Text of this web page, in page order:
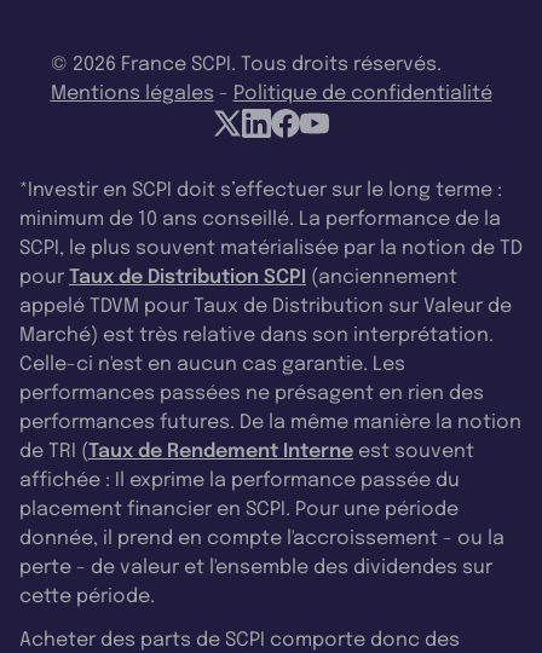
© 2026 France SCPI. Tous droits réservés.
Mentions légales - Politique de confidentialité
*Investir en SCPI doit s’effectuer sur le long terme :
minimum de 10 ans conseillé. La performance de la
SCPI, le plus souvent matérialisée par la notion de TD
pour Taux de Distribution SCPI (anciennement
appelé TDVM pour Taux de Distribution sur Valeur de
Marché) est très relative dans son interprétation.
Celle-ci n'est en aucun cas garantie. Les
performances passées ne présagent en rien des
performances futures. De la même manière la notion
de TRI (Taux de Rendement Interne est souvent
affichée : Il exprime la performance passée du
placement financier en SCPI. Pour une période
donnée, il prend en compte l'accroissement - ou la
perte - de valeur et l'ensemble des dividendes sur
cette période.
Acheter des parts de SCPI comporte donc des